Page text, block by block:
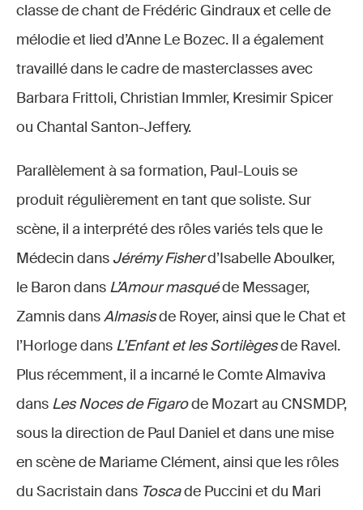
classe de chant de Frédéric Gindraux et celle de
mélodie et lied d’Anne Le Bozec. Il a également
travaillé dans le cadre de masterclasses avec
Barbara Frittoli, Christian Immler, Kresimir Spicer
ou Chantal Santon-Jeffery.
Parallèlement à sa formation, Paul-Louis se
produit régulièrement en tant que soliste. Sur
scène, il a interprété des rôles variés tels que le
Médecin dans Jérémy Fisherd’Isabelle Aboulker,
le Baron dans L’Amour masquéde Messager,
Zamnis dansAlmasisde Royer, ainsi que le Chat et
l’Horloge dans L’Enfant et les Sortilègesde Ravel.
Plus récemment, il a incarné le Comte Almaviva
dans Les Noces de Figarode Mozart au CNSMDP,
sous la direction de Paul Daniel et dans une mise
en scène de Mariame Clément, ainsi que les rôles
du Sacristain dans Toscade Puccini et du Mari